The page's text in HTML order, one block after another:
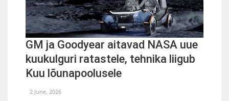
GM ja Goodyear aitavad NASA uue
kuukulguri ratastele, tehnika liigub
Kuu lõunapoolusele
2 June, 2026